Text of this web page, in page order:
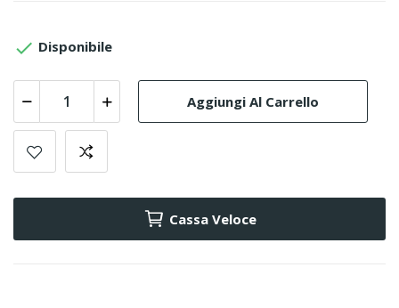
 Disponibile
Aggiungi Al Carrello
Cassa Veloce